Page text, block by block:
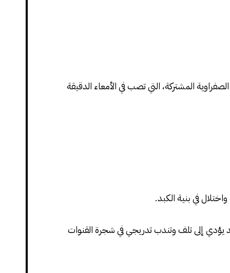
المشتركة، التي تصب في الأمعاء الدقيقة
في بنية الكبد.
قد يؤدي إلى تلف وتندب تدريجي في شجرة القنوات